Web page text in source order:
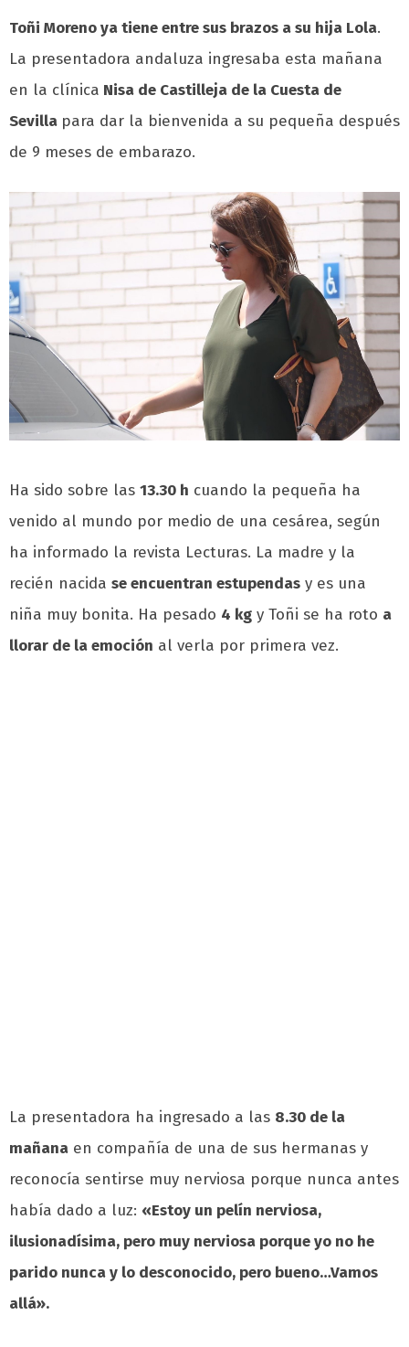
Toñi Moreno ya tiene entre sus brazos a su hija Lola.
La presentadora andaluza ingresaba esta mañana
en la clínica Nisa de Castilleja de la Cuesta de
Sevilla para dar la bienvenida a su pequeña después
de 9 meses de embarazo.
Ha sido sobre las 13.30 h cuando la pequeña ha
venido al mundo por medio de una cesárea, según
ha informado la revista Lecturas. La madre y la
recién nacida se encuentran estupendas y es una
niña muy bonita. Ha pesado 4 kg y Toñi se ha roto a
llorar de la emoción al verla por primera vez.
La presentadora ha ingresado a las 8.30 de la
mañana en compañía de una de sus hermanas y
reconocía sentirse muy nerviosa porque nunca antes
había dado a luz: «Estoy un pelín nerviosa,
ilusionadísima, pero muy nerviosa porque yo no he
parido nunca y lo desconocido, pero bueno…Vamos
allá».